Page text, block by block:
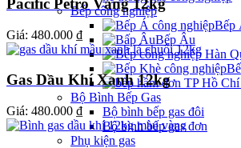
Bếp công nghiệp
Bếp
Bếp Âu
Bộ Bình Bếp Gas
Bộ bình bếp gas đôi
Bộ bình bếp gas đơn
Phụ kiện gas
Pacific Petro Vàng 12kg
Giá: 480.000 ₫
Gas Dầu Khí Xanh 12kg
Giá: 480.000 ₫